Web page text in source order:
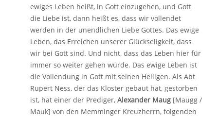
ewiges Leben heißt, in Gott einzugehen, und Gott
die Liebe ist, dann heißt es, dass wir vollendet
werden in der unendlichen Liebe Gottes. Das ewige
Leben, das Erreichen unserer Glückseligkeit, dass
wir bei Gott sind. Und nicht, dass das Leben hier für
immer so weiter gehen würde. Das ewige Leben ist
die Vollendung in Gott mit seinen Heiligen. Als Abt
Rupert Ness, der das Kloster gebaut hat, gestorben
ist, hat einer der Prediger, Alexander Maug [Maugg /
Mauk] von den Memminger Kreuzherrn, folgenden